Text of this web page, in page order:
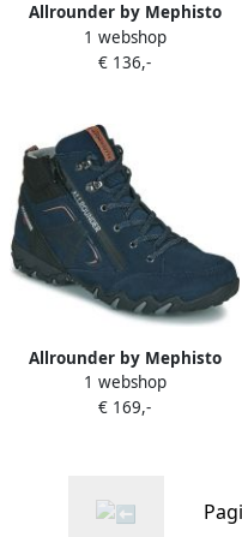
Allrounder by Mephisto
Lage Sneakers Kioto
1 webshop
€ 136,-
Allrounder by Mephisto
Wandelschoenen NORIKA
TEX
1 webshop
€ 169,-